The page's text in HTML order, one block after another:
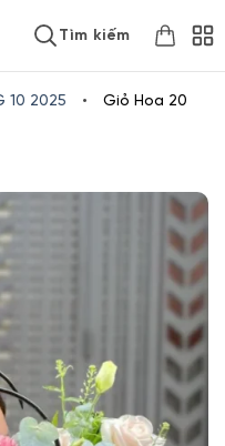
Tìm kiếm
10 2025 •
Giỏ Hoa 20